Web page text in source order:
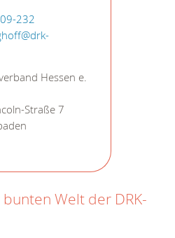
232
Hessen e.
Straße 7
Welt der DRK-